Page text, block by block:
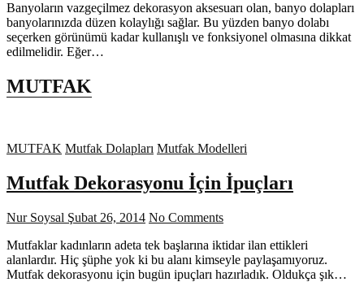
Banyoların vazgeçilmez dekorasyon aksesuarı olan, banyo dolapları
banyolarınızda düzen kolaylığı sağlar. Bu yüzden banyo dolabı
seçerken görünümü kadar kullanışlı ve fonksiyonel olmasına dikkat
edilmelidir. Eğer…
MUTFAK
MUTFAK Mutfak Dolapları Mutfak Modelleri
Mutfak Dekorasyonu İçin İpuçları
Nur Soysal Şubat 26, 2014 No Comments
Mutfaklar kadınların adeta tek başlarına iktidar ilan ettikleri
alanlardır. Hiç şüphe yok ki bu alanı kimseyle paylaşamıyoruz.
Mutfak dekorasyonu için bugün ipuçları hazırladık. Oldukça şık…